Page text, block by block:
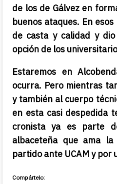
de los de Gálvez en
buenos ataques. En
de casta y calidad y
opción de los
Estaremos en
ocurra. Pero mientras
y también al cuerpo
en esta casi despedida
cronista ya es parte
albaceteña que ama
partido ante UCAM y por
Compártelo: